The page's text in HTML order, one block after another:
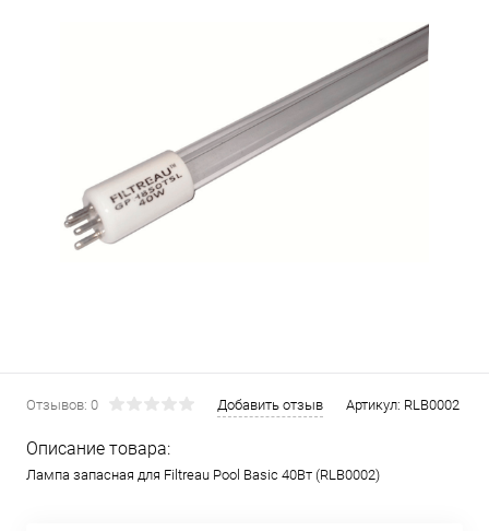
Отзывов: 0 Добавить отзыв Артикул: RLB0002
Описание товара:
Лампа запасная для Filtreau Pool Basic 40Вт (RLB0002)